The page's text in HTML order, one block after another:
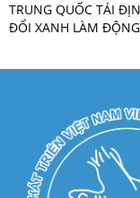
TRUNG QUỐC TÁI
ĐỔI XANH LÀM